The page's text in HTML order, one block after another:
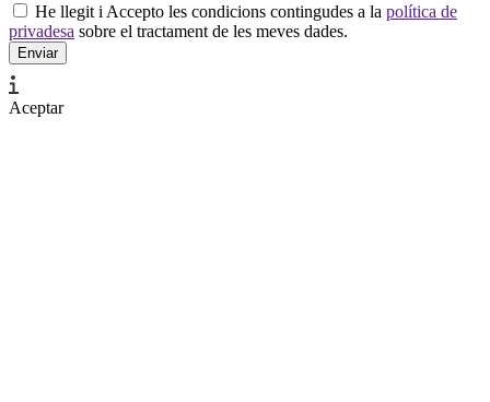
He llegit i Accepto les condicions contingudes a la política de
privadesa sobre el tractament de les meves dades.
Aceptar